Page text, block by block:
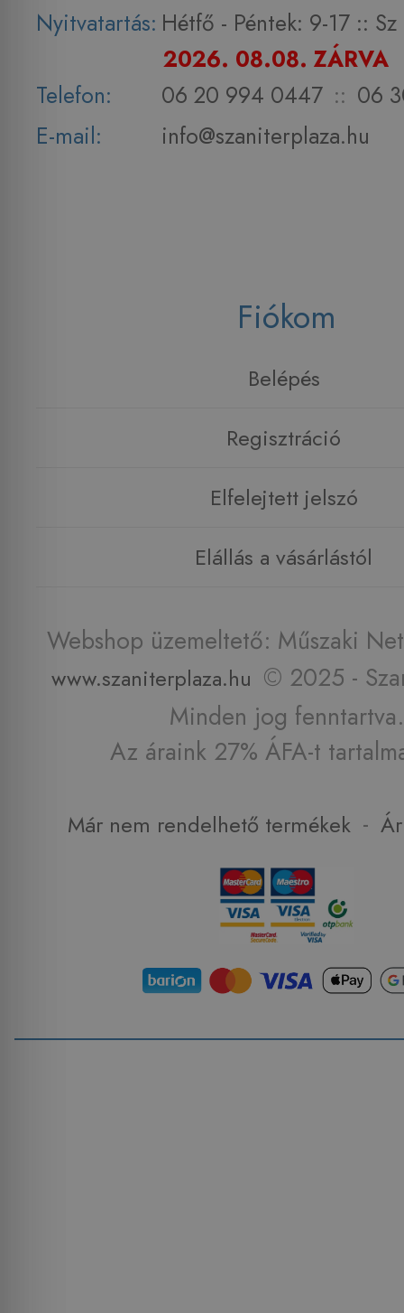
Nyitvatartás: Hétfő - Péntek: 9-17 :: Sz
2026. 08.08. ZÁRVA
Telefon:
06 20 994 0447 :: 06
E-mail:
info@szaniterplaza.hu
Fiókom
Belépés
Regisztráció
Elfelejtett jelszó
Elállás a vásárlástól
Webshop üzemeltető: Műszaki
www.szaniterplaza.hu © 2025 -
Minden jog fenntartva.
Az áraink 27% ÁFA-t
Már nem rendelhető termékek -